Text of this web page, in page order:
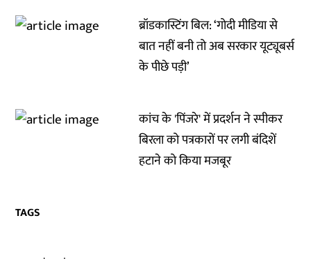
ब्रॉडकास्टिंग बिल: ‘गोदी मीडिया से
बात नहीं बनी तो अब सरकार यूट्यूबर्स
के पीछे पड़ी’
कांच के 'पिंजरे' में प्रदर्शन ने स्पीकर
बिरला को पत्रकारों पर लगी बंदिशें
हटाने को किया मजबूर
TAGS